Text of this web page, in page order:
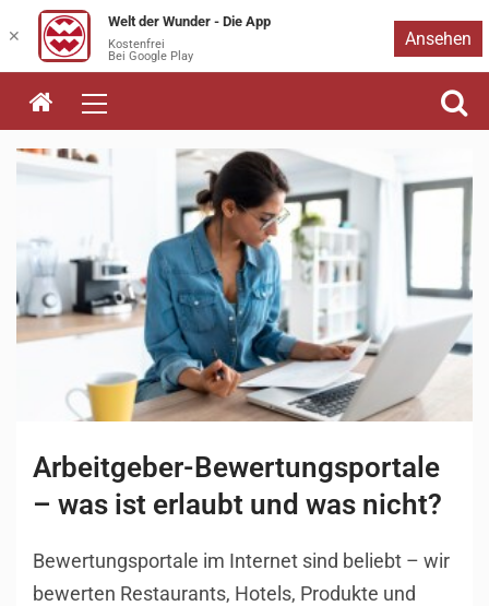
Zum
Inhalt
springen
Arbeitgeber-Bewertungsportale
– was ist erlaubt und was nicht?
Bewertungsportale im Internet sind beliebt – wir
bewerten Restaurants, Hotels, Produkte und
✕
Welt der Wunder - Die App
Kostenfrei
Bei Google Play
Ansehen